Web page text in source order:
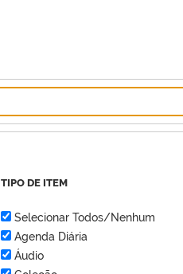
TIPO DE ITEM
Selecionar Todos/Nenhum
Agenda Diária
Áudio